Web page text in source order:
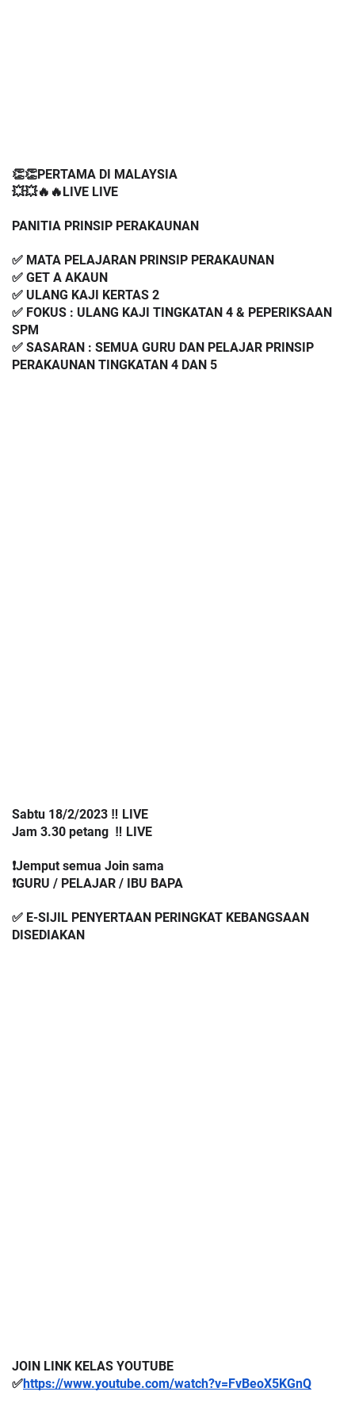
👏👏PERTAMA DI MALAYSIA
💥💥🔥🔥LIVE LIVE
PANITIA PRINSIP PERAKAUNAN
✅ MATA PELAJARAN PRINSIP PERAKAUNAN
✅ GET A AKAUN
✅ ULANG KAJI KERTAS 2
✅ FOKUS : ULANG KAJI TINGKATAN 4 & PEPERIKSAAN
SPM
✅ SASARAN : SEMUA GURU DAN PELAJAR PRINSIP
PERAKAUNAN TINGKATAN 4 DAN 5
Sabtu 18/2/2023 ‼️ LIVE
Jam 3.30 petang  ‼️ LIVE
❗️Jemput semua Join sama
❗️GURU / PELAJAR / IBU BAPA
✅ E-SIJIL PENYERTAAN PERINGKAT KEBANGSAAN
DISEDIAKAN
JOIN LINK KELAS YOUTUBE
✅https://www.youtube.com/watch?v=FvBeoX5KGnQ